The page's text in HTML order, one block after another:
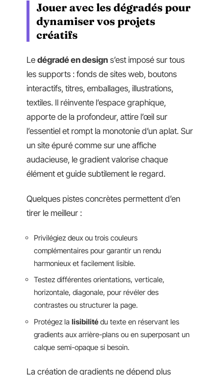
Jouer avec les dégradés pour
dynamiser vos projets
créatifs
Le dégradé en design s’est imposé sur tous
les supports : fonds de sites web, boutons
interactifs, titres, emballages, illustrations,
textiles. Il réinvente l’espace graphique,
apporte de la profondeur, attire l’œil sur
l’essentiel et rompt la monotonie d’un aplat. Sur
un site épuré comme sur une affiche
audacieuse, le gradient valorise chaque
élément et guide subtilement le regard.
Quelques pistes concrètes permettent d’en
tirer le meilleur :
Privilégiez deux ou trois couleurs
complémentaires pour garantir un rendu
harmonieux et facilement lisible.
Testez différentes orientations, verticale,
horizontale, diagonale, pour révéler des
contrastes ou structurer la page.
Protégez la lisibilité du texte en réservant les
gradients aux arrière-plans ou en superposant un
calque semi-opaque si besoin.
La création de gradients ne dépend plus